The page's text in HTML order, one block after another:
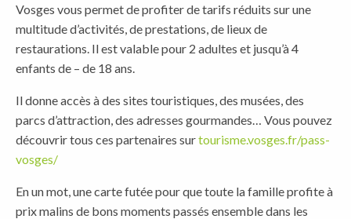
Vosges vous permet de profiter de tarifs réduits sur une
multitude d’activités, de prestations, de lieux de
restaurations. Il est valable pour 2 adultes et jusqu’à 4
enfants de – de 18 ans.
Il donne accès à des sites touristiques, des musées, des
parcs d’attraction, des adresses gourmandes… Vous pouvez
découvrir tous ces partenaires surtourisme.vosges.fr/pass-
vosges/
En un mot, une carte futée pour que toute la famille profite à
prix malins de bons moments passés ensemble dans les